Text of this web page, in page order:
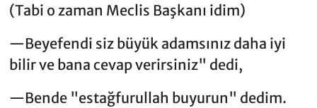
(Tabi o zaman Mec­lis Başkanı idim)
—Beyefendi siz büyük adamsınız daha iyi
bilir ve bana cevap ve­rirsiniz" dedi,
—Bende "estağfurullah buyurun" dedim.